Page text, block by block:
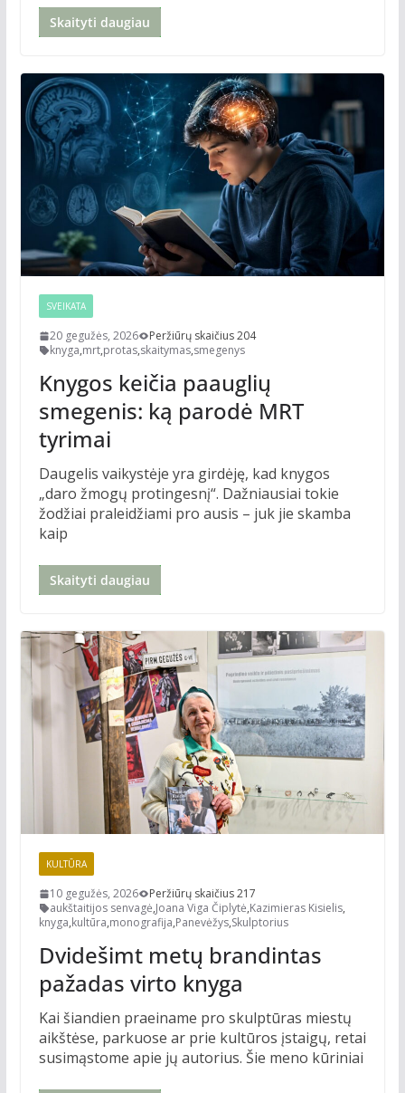
Skaityti daugiau
SVEIKATA
20 gegužės, 2026
Peržiūrų skaičius 204
knyga,mrt,protas,skaitymas,smegenys
Knygos keičia paauglių
smegenis: ką parodė MRT
tyrimai
Daugelis vaikystėje yra girdėję, kad knygos
„daro žmogų protingesnį“. Dažniausiai tokie
žodžiai praleidžiami pro ausis – juk jie skamba
kaip
Skaityti daugiau
KULTŪRA
10 gegužės, 2026
Peržiūrų skaičius 217
aukštaitijos senvagė,Joana Viga Čiplytė,Kazimieras Kisielis,
knyga,kultūra,monografija,Panevėžys,Skulptorius
Dvidešimt metų brandintas
pažadas virto knyga
Kai šiandien praeiname pro skulptūras miestų
aikštėse, parkuose ar prie kultūros įstaigų, retai
susimąstome apie jų autorius. Šie meno kūriniai